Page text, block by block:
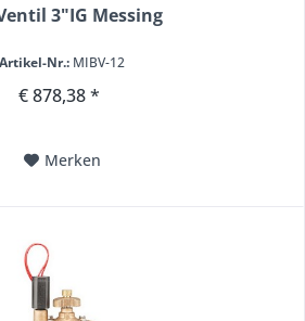
3"IG Messing
Artikel-Nr.: MIBV-12
€ 878,38 *
Merken